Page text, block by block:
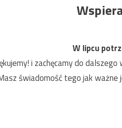
W lipcu
i zachęcamy do dalszego
świadomość tego jak ważne